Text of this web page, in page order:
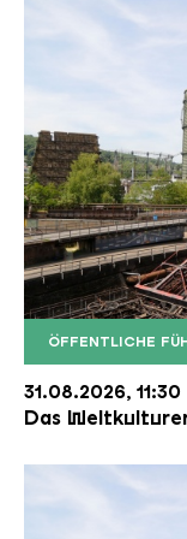
ÖFFENTLICHE
Der
Copyright:
31.08.2026, 11:30
Das